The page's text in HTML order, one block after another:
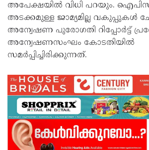
അപേക്ഷയില്‍ വിധി പറയും.
അടക്കമുള്ള ജാമ്യമില്ല വകുപ്പുകള്‍
അന്വേഷണ പുരോഗതി റിപ്പോര്‍ട്ട്
അന്വേഷണസംഘം കോടതിയില്‍
സമര്‍പ്പിച്ചിരിക്കുന്നത്.